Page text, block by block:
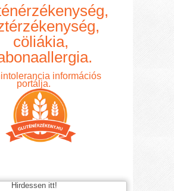
cöliákia,
információs
portálja.
Hirdessen itt!